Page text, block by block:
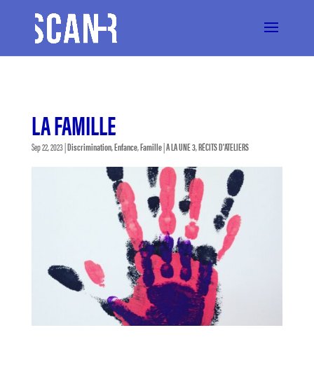
LA FAMILLE
Sep 22, 2023|Discrimination,Enfance,Famille|A LA UNE 3,RÉCITS D'ATELIERS